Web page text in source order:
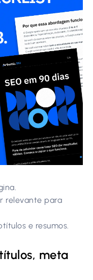
relevante para
e resumos.
meta